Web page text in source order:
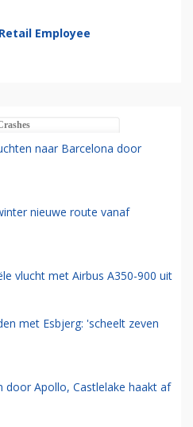
Retail Employee
naar Barcelona door
nieuwe route vanaf
vlucht met Airbus A350-900 uit
met Esbjerg: 'scheelt zeven
door Apollo, Castlelake haakt af